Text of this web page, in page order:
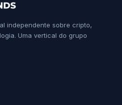
independente sobre cripto,
Uma vertical do grupo